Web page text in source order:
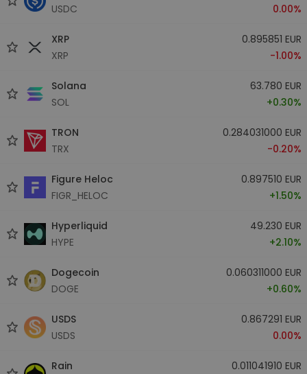
USDC
0.00%
XRP
XRP
0.895851 EUR
-1.00%
Solana
SOL
63.780 EUR
+0.30%
TRON
TRX
0.284031000 EUR
-0.20%
Figure Heloc
FIGR_HELOC
0.897510 EUR
+1.50%
Hyperliquid
HYPE
49.230 EUR
+2.10%
Dogecoin
DOGE
0.060311000 EUR
+0.60%
USDS
USDS
0.867291 EUR
0.00%
Rain
0.011041910 EUR